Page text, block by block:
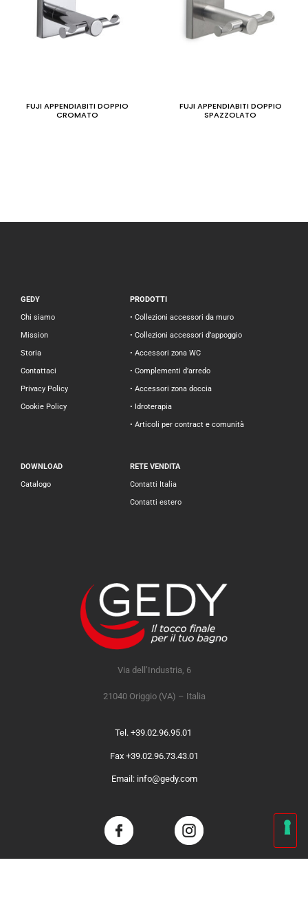
FUJI APPENDIABITI DOPPIO
CROMATO
FUJI APPENDIABITI DOPPIO
SPAZZOLATO
GEDY
Chi siamo
Mission
Storia
Contattaci
Privacy Policy
Cookie Policy
PRODOTTI
• Collezioni accessori da muro
• Collezioni accessori d’appoggio
• Accessori zona WC
• Complementi d’arredo
• Accessori zona doccia
• Idroterapia
• Articoli per contract e comunità
DOWNLOAD
Catalogo
RETE VENDITA
Contatti Italia
Contatti estero
Via dell’Industria, 6
21040 Origgio (VA) – Italia
Tel. +39.02.96.95.01
Fax +39.02.96.73.43.01
Email: info@gedy.com